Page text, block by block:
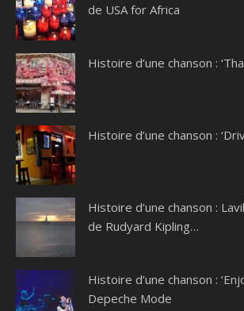
de USA for Africa
Histoire d’une chanson :
Histoire d’une chanson :
Histoire d’une chanson :
de Rudyard Kipling…
Histoire d’une chanson :
Depeche Mode